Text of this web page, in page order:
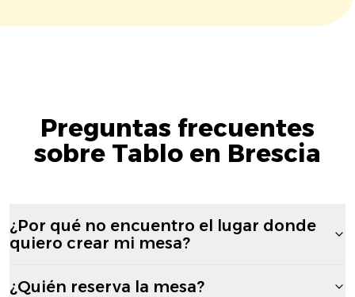
Preguntas frecuentes
sobre Tablo en Brescia
¿Por qué no encuentro el lugar donde
quiero crear mi mesa?
¿Quién reserva la mesa?